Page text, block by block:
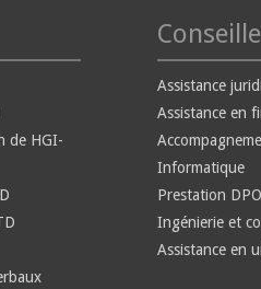
de HGI-
Assistance
Assistance en
Informatique
Prestation
Ingénierie et
Assistance en